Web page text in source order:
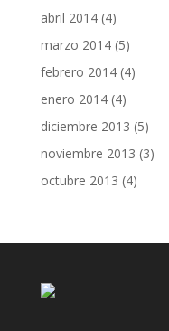
abril 2014(4)
marzo 2014(5)
febrero 2014(4)
enero 2014(4)
diciembre 2013 (5)
noviembre 2013 (3)
octubre 2013 (4)